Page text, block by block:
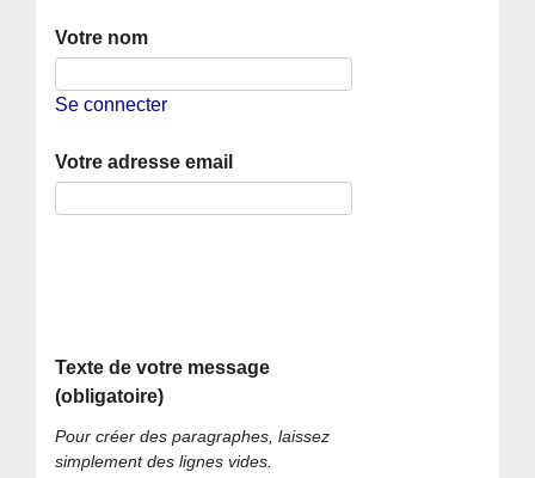
Votre nom
Se connecter
Votre adresse email
Texte de votre message
(obligatoire)
Pour créer des paragraphes, laissez
simplement des lignes vides.